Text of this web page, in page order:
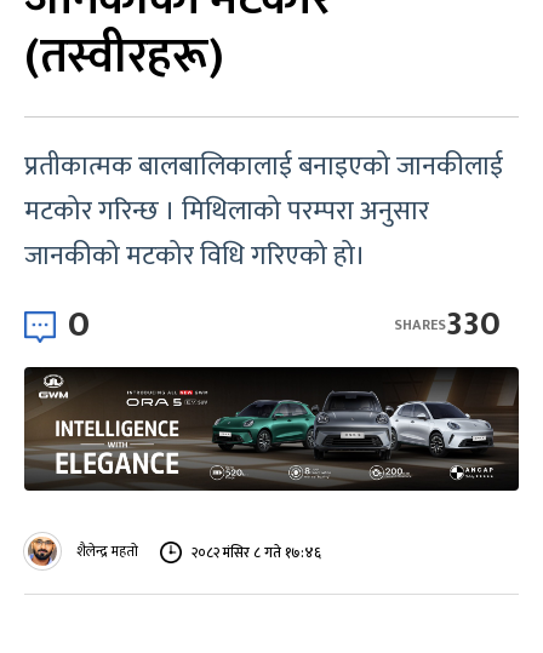
(तस्वीरहरू)
प्रतीकात्मक बालबालिकालाई बनाइएको जानकीलाई
मटकोर गरिन्छ । मिथिलाको परम्परा अनुसार
जानकीको मटकोर विधि गरिएको हो।
0 330
SHARES
शैलेन्द्र महतो २०८२ मंसिर ८ गते १७:४६